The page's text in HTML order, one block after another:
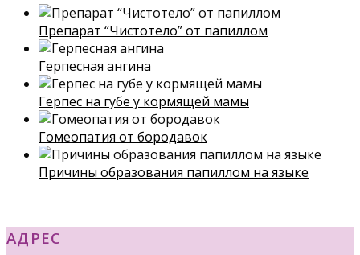
Препарат “Чистотело” от папиллом
Герпесная ангина
Герпес на губе у кормящей мамы
Гомеопатия от бородавок
Причины образования папиллом на языке
АДРЕС